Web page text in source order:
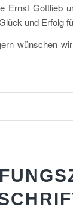
Ernst Gottlieb
und Erfolg
wünschen